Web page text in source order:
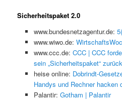
Sicherheitspaket 2.0
www.bundesnetzagentur.de:
www.wiwo.de:
www.ccc.de: CCC | CCC
sein „Sicherheitspaket“
heise online: Dobrindt-
Handys und Rechner hacken
Palantir: Gotham | Palantir